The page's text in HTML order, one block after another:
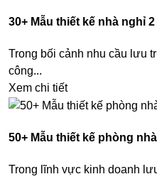
30+ Mẫu thiết kế nhà nghỉ
Trong bối cảnh nhu cầu lưu
công...
Xem chi tiết
50+ Mẫu thiết kế phòng
Trong lĩnh vực kinh doanh